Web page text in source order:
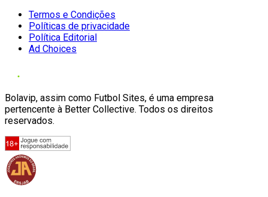
Termos e Condições
Políticas de privacidade
Política Editorial
Ad Choices
Bolavip, assim como Futbol Sites, é uma empresa
pertencente à Better Collective. Todos os direitos
reservados.